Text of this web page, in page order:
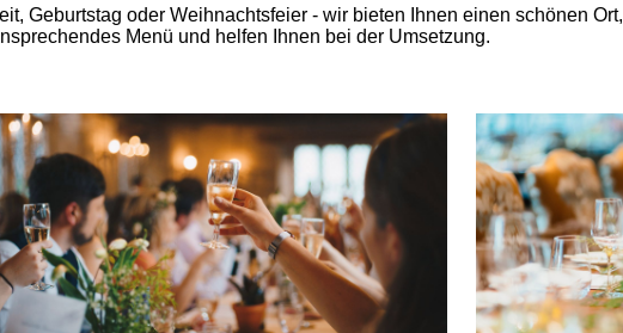
Geburtstag oder Weihnachtsfeier - wir bieten Ihnen einen schönen Ort,
Menü und helfen Ihnen bei der Umsetzung.